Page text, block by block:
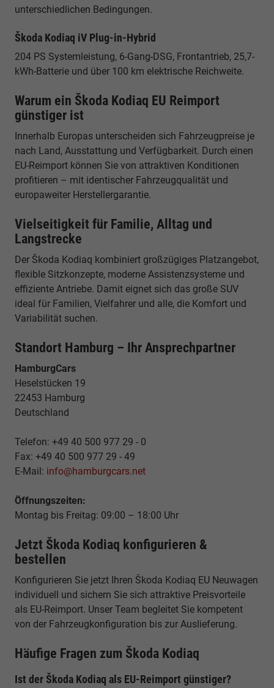
unterschiedlichen Bedingungen.
Škoda Kodiaq iV Plug-in-Hybrid
204 PS Systemleistung, 6-Gang-DSG, Frontantrieb, 25,7-
kWh-Batterie und über 100 km elektrische Reichweite.
Warum ein Škoda Kodiaq EU Reimport
günstiger ist
Innerhalb Europas unterscheiden sich Fahrzeugpreise je
nach Land, Ausstattung und Verfügbarkeit. Durch einen
EU-Reimport können Sie von attraktiven Konditionen
profitieren – mit identischer Fahrzeugqualität und
europaweiter Herstellergarantie.
Vielseitigkeit für Familie, Alltag und
Langstrecke
Der Škoda Kodiaq kombiniert großzügiges Platzangebot,
flexible Sitzkonzepte, moderne Assistenzsysteme und
effiziente Antriebe. Damit eignet sich das große SUV
ideal für Familien, Vielfahrer und alle, die Komfort und
Variabilität suchen.
Standort Hamburg – Ihr Ansprechpartner
HamburgCars
Heselstücken 19
22453 Hamburg
Deutschland
Telefon: +49 40 500 977 29 - 0
Fax: +49 40 500 977 29 - 49
E-Mail: info@hamburgcars.net
Öffnungszeiten:
Montag bis Freitag: 09:00 – 18:00 Uhr
Jetzt Škoda Kodiaq konfigurieren &
bestellen
Konfigurieren Sie jetzt Ihren Škoda Kodiaq EU Neuwagen
individuell und sichern Sie sich attraktive Preisvorteile
als EU-Reimport. Unser Team begleitet Sie kompetent
von der Fahrzeugkonfiguration bis zur Auslieferung.
Häufige Fragen zum Škoda Kodiaq
Ist der Škoda Kodiaq als EU-Reimport günstiger?